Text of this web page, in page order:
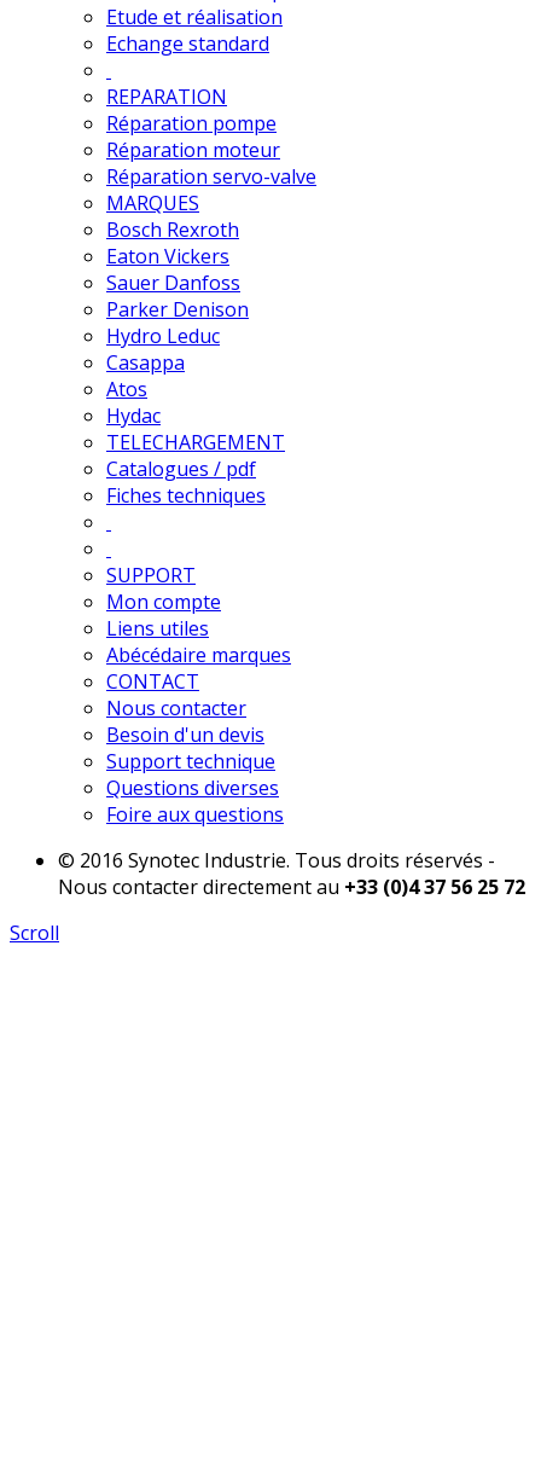
Etude et réalisation
Echange standard
REPARATION
Réparation pompe
Réparation moteur
Réparation servo-valve
MARQUES
Bosch Rexroth
Eaton Vickers
Sauer Danfoss
Parker Denison
Hydro Leduc
Casappa
Atos
Hydac
TELECHARGEMENT
Catalogues / pdf
Fiches techniques
SUPPORT
Mon compte
Liens utiles
Abécédaire marques
CONTACT
Nous contacter
Besoin d'un devis
Support technique
Questions diverses
Foire aux questions
© 2016 Synotec Industrie. Tous droits réservés -
Nous contacter directement au +33 (0)4 37 56 25 72
Scroll